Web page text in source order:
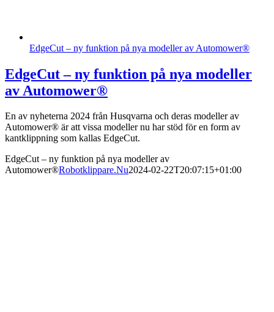
EdgeCut – ny funktion på nya modeller av Automower®
EdgeCut – ny funktion på nya modeller
av Automower®
En av nyheterna 2024 från Husqvarna och deras modeller av
Automower® är att vissa modeller nu har stöd för en form av
kantklippning som kallas EdgeCut.
EdgeCut – ny funktion på nya modeller av
Automower®Robotklippare.Nu2024-02-22T20:07:15+01:00